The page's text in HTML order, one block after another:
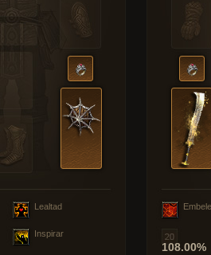
Lealtad
Inspirar
108.00%